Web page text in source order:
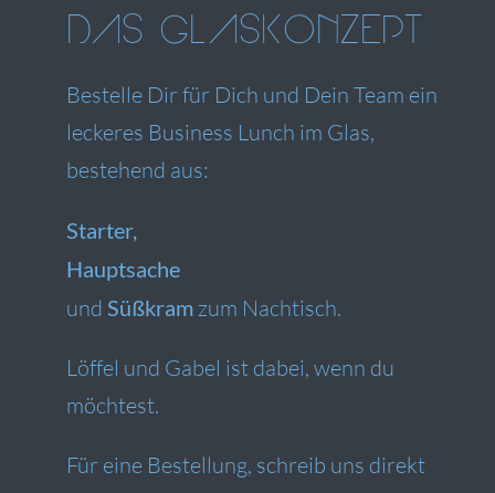
DAS GLASKONZEPT
Bestelle Dir für Dich und Dein Team ein
leckeres Business Lunch im Glas,
bestehend aus:
Starter,
Hauptsache
und Süßkram zum Nachtisch.
Löffel und Gabel ist dabei, wenn du
möchtest.
Für eine Bestellung, schreib uns direkt